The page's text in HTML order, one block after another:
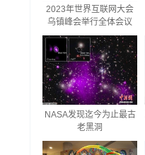
2023年世界互联网大会
乌镇峰会举行全体会议
NASA发现迄今为止最古
老黑洞